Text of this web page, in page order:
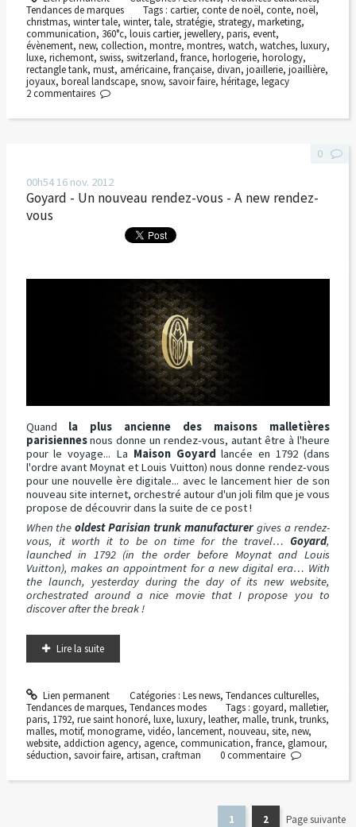
Tendances de marques
Tags :cartier,conte de noël,conte,noël,
christmas, winter tale, winter, tale, stratégie, strategy, marketing,
communication, 360°c, louis cartier, jewellery, paris, event,
évènement, new, collection, montre, montres, watch, watches, luxury,
luxe, richemont, swiss, switzerland, france, horlogerie, horology,
rectangle tank, must, américaine, française, divan, joaillerie, joaillière,
joyaux, boreal landscape, snow, savoir faire, héritage, legacy
2 commentaires
00h5416 nov. 2012
Goyard - Un nouveau rendez-vous - A new rendez-
vous
Quand la plus ancienne des maisons malletières
parisiennesnous donne un rendez-vous, autant être à l'heure
pour le voyage... La Maison Goyard lancée en 1792 (dans
l'ordre avant Moynat et Louis Vuitton) nous donne rendez-vous
pour une nouvelle ère digitale... avec le lancement hier de son
nouveau site internet, orchestré autour d'un joli film que je vous
propose de découvrir dans la suite de ce post !
When theoldest Parisian trunk manufacturer gives a rendez-
vous, it worth it to be on time for the travel… Goyard,
launched in 1792 (in the order before Moynat and Louis
Vuitton), makes an appointment for a new digital era… With
the launch, yesterday during the day of its new website,
orchestrated around a nice movie that I propose you to
discover after the break !
Lire la suite
Lien permanent Catégories : Les news, Tendances culturelles,
Tendances de marques, Tendances modes Tags :goyard,malletier,
paris, 1792, rue saint honoré, luxe, luxury, leather, malle, trunk, trunks,
malles, motif, monograme, vidéo, lancement, nouveau, site, new,
website, addiction agency, agence, communication, france, glamour,
séduction, savoir faire, artisan, craftman
0
0commentaire
1 2 Page suivante